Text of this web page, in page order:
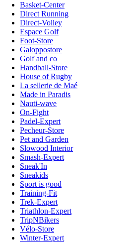
Basket-Center
Direct Running
Direct-Volley
Espace Golf
Foot-Store
Galoppostore
Golf and co
Handball-Store
House of Rugby
La sellerie de Maé
Made in Paradis
Nauti-wave
On-Fight
Padel-Expert
Pecheur-Store
Pet and Garden
Slowood Interior
Smash-Expert
Sneak'In
Sneakids
Sport is good
Training-Fit
Trek-Expert
Triathlon-Expert
TripNBikers
Vélo-Store
Winter-Expert